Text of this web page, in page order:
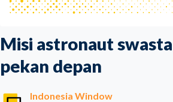
Misi astronaut
pekan depan
Indonesia Window